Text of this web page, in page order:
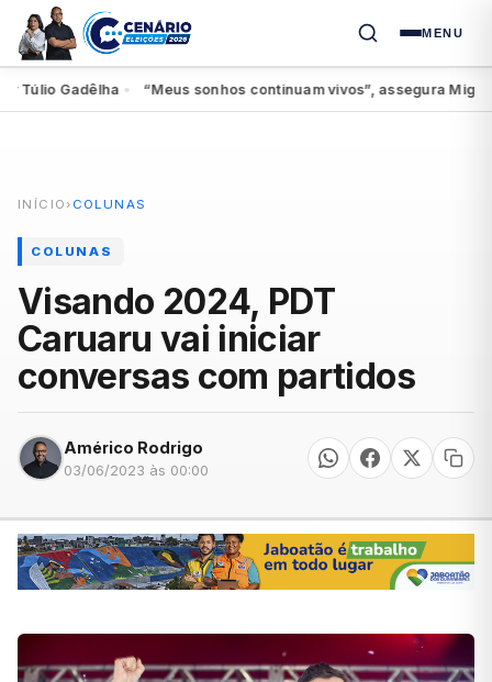
MENU
Gadêlha● “Meus sonhos continuam vivos”, assegura Miguel
INÍCIO › COLUNAS
COLUNAS
Visando 2024, PDT
Caruaru vai iniciar
conversas com partidos
Américo Rodrigo
03/06/2023 às 00:00